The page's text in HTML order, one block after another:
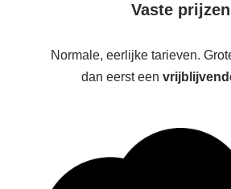
Vaste prijzen
Normale, eerlijke tarieven.
dan eerst een